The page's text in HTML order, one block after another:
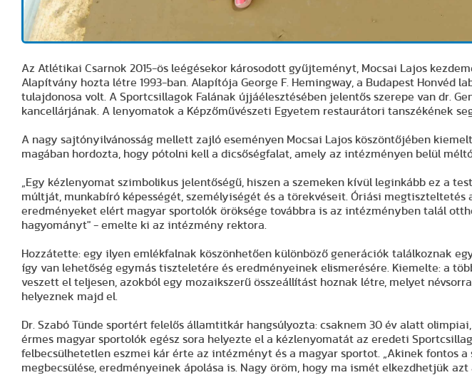
Az Atlétikai Csarnok 2015-ös leégésekor károsodott gyűjteményt, Mocsai Lajos
Alapítvány hozta létre 1993-ban. Alapítója George F. Hemingway, a Budapest Honvéd
tulajdonosa volt. A Sportcsillagok Falának újjáélesztésében jelentős szerepe van dr.
kancellárjának. A lenyomatok a Képzőművészeti Egyetem restaurátori tanszékének
A nagy sajtónyilvánosság mellett zajló eseményen Mocsai Lajos köszöntőjében
magában hordozta, hogy pótolni kell a dicsőségfalat, amely az intézményen belül
„Egy kézlenyomat szimbolikus jelentőségű, hiszen a szemeken kívül leginkább ez a
múltját, munkabíró képességét, személyiségét és a törekvéseit. Óriási megtiszteltetés
eredményeket elért magyar sportolók öröksége továbbra is az intézményben talál
hagyományt" - emelte ki az intézmény rektora.
Hozzátette: egy ilyen emlékfalnak köszönhetően különböző generációk találkoznak
így van lehetőség egymás tiszteletére és eredményeinek elismerésére. Kiemelte: a
veszett el teljesen, azokból egy mozaikszerű összeállítást hoznak létre, melyet
helyeznek majd el.
Dr. Szabó Tünde sportért felelős államtitkár hangsúlyozta: csaknem 30 év alatt
érmes magyar sportolók egész sora helyezte el a kézlenyomatát az eredeti
felbecsülhetetlen eszmei kár érte az intézményt és a magyar sportot. „Akinek fontos a
megbecsülése, eredményeinek ápolása is. Nagy öröm, hogy ma ismét elkezdhetjük